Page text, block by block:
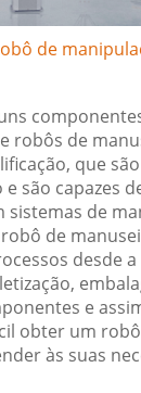
de
robôs de
que
são capazes
sistemas de
de
desde a
e
obter um
às suas